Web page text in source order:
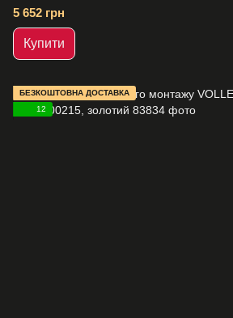
5 652 грн
Купити
БЕЗКОШТОВНА ДОСТАВКА
12